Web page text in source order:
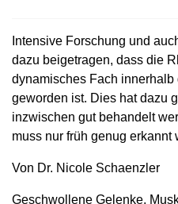
Intensive Forschung und
dazu beigetragen, dass die
dynamisches Fach innerhalb
geworden ist. Dies hat dazu
inzwischen gut behandelt
muss nur früh genug erkannt
Von Dr. Nicole Schaenzler
Geschwollene Gelenke,